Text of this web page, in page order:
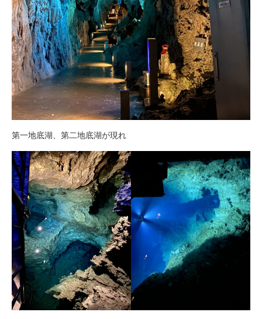
第一地底湖、第二地底湖が現れ